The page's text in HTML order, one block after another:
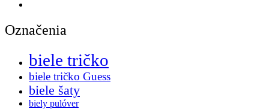
Označenia
biele tričko
biele tričko Guess
biele šaty
biely pulóver